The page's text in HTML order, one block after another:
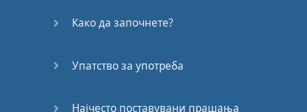
Како да започнете?
Упатство за употреба
Најчесто поставувани прашања